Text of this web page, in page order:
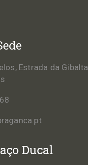
Estrada da Gibalta
Ducal